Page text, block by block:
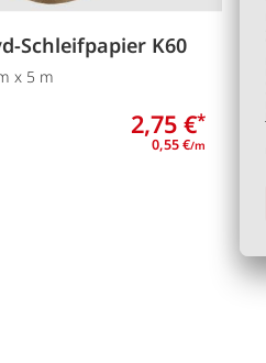
Schleifpapier K60
x 5 m
2,75 €*
0,55 €/m